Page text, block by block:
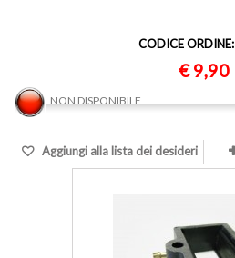
CODICE ORDINE:
€ 9,90
NON DISPONIBILE
Aggiungi alla lista dei desideri